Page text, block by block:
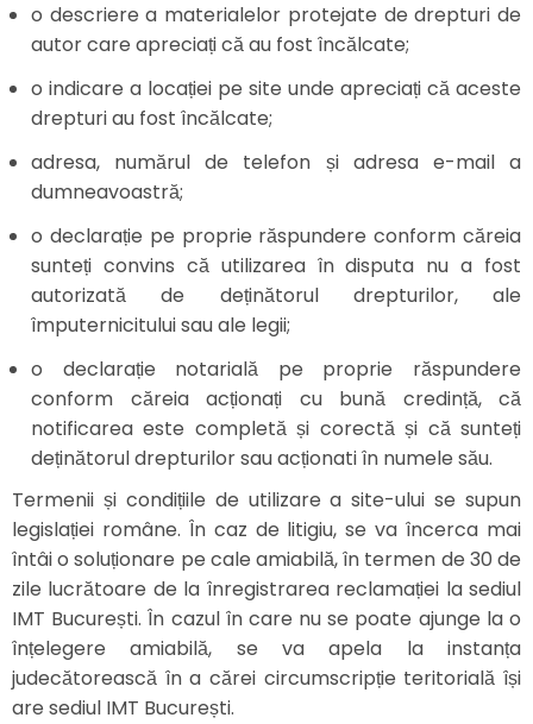
o descriere a materialelor protejate de drepturi de
autor care apreciați că au fost încălcate;
o indicare a locației pe site unde apreciați că aceste
drepturi au fost încălcate;
adresa, numărul de telefon și adresa e-mail a
dumneavoastră;
o declarație pe proprie răspundere conform căreia
sunteți convins că utilizarea în disputa nu a fost
autorizată de deținătorul drepturilor, ale
împuternicitului sau ale legii;
o declarație notarială pe proprie răspundere
conform căreia acționați cu bună credință, că
notificarea este completă și corectă și că sunteți
deținătorul drepturilor sau acționati în numele său.
Termenii și condițiile de utilizare a site-ului se supun
legislației române. În caz de litigiu, se va încerca mai
întâi o soluționare pe cale amiabilă, în termen de 30 de
zile lucrătoare de la înregistrarea reclamației la sediul
IMT București. În cazul în care nu se poate ajunge la o
înțelegere amiabilă, se va apela la instanța
judecătorească în a cărei circumscripție teritorială își
are sediul IMT București.